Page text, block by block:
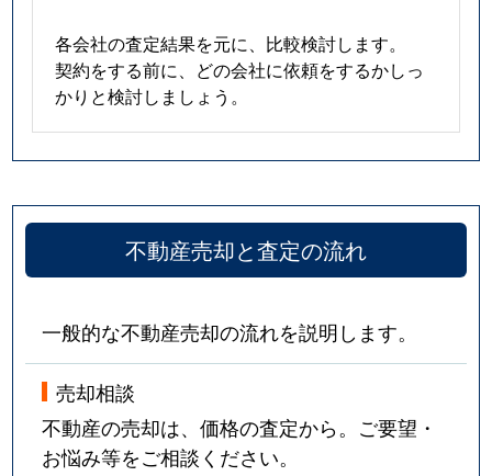
各会社の査定結果を元に、比較検討します。
契約をする前に、どの会社に依頼をするかしっ
かりと検討しましょう。
不動産売却と査定の流れ
一般的な不動産売却の流れを説明します。
売却相談
不動産の売却は、価格の査定から。ご要望・
お悩み等をご相談ください。